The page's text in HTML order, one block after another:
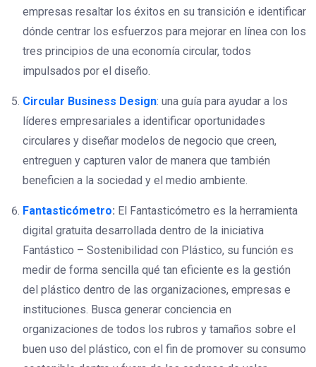
empresas resaltar los éxitos en su transición e identificar
dónde centrar los esfuerzos para mejorar en línea con los
tres principios de una economía circular, todos
impulsados por el diseño.
Circular Business Design: una guía para ayudar a los
líderes empresariales a identificar oportunidades
circulares y diseñar modelos de negocio que creen,
entreguen y capturen valor de manera que también
beneficien a la sociedad y el medio ambiente.
Fantasticómetro: El Fantasticómetro es la herramienta
digital gratuita desarrollada dentro de la iniciativa
Fantástico – Sostenibilidad con Plástico, su función es
medir de forma sencilla qué tan eficiente es la gestión
del plástico dentro de las organizaciones, empresas e
instituciones. Busca generar conciencia en
organizaciones de todos los rubros y tamaños sobre el
buen uso del plástico, con el fin de promover su consumo